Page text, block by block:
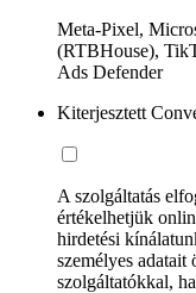
Meta-Pixel,
(RTBHouse),
Ads Defender
Kiterjesztett
A szolgáltatás
értékelhetjük
hirdetési
személyes
szolgáltatókkal,